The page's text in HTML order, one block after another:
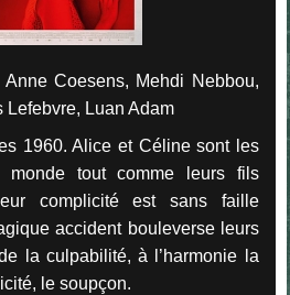
Coesens, Mehdi Nebbou,
Lefebvre, Luan Adam
1960. Alice et Céline sont les
monde tout comme leurs fils
complicité est sans faille
accident bouleverse leurs
la culpabilité, à l’harmonie la
le soupçon.